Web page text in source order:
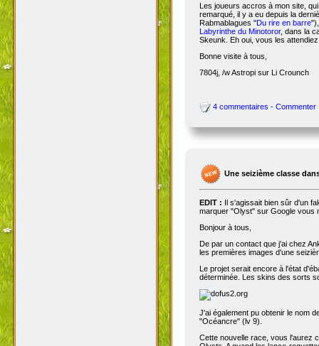
Les joueurs accros à mon site,
remarqué, il y a eu depuis la
Rabmablagues "Du rire en barre
Labyrinthe du Minotoror, dans la
Skeunk. Eh oui, vous les
Bonne visite à tous,
7804j, /w Astropi sur Li Crounch
4 commentaires - Commenter
Une seizième classe
EDIT : Il s'agissait bien sûr d'un
marquer "Olyst" sur Google vous
Bonjour à tous,
De par un contact que j'ai chez
les premières images d'une
Le projet serait encore à l'état
déterminée. Les skins des sorts
J'ai également pu obtenir le nom
"Océancre" (lv 9).
Cette nouvelle race, vous l'aurez